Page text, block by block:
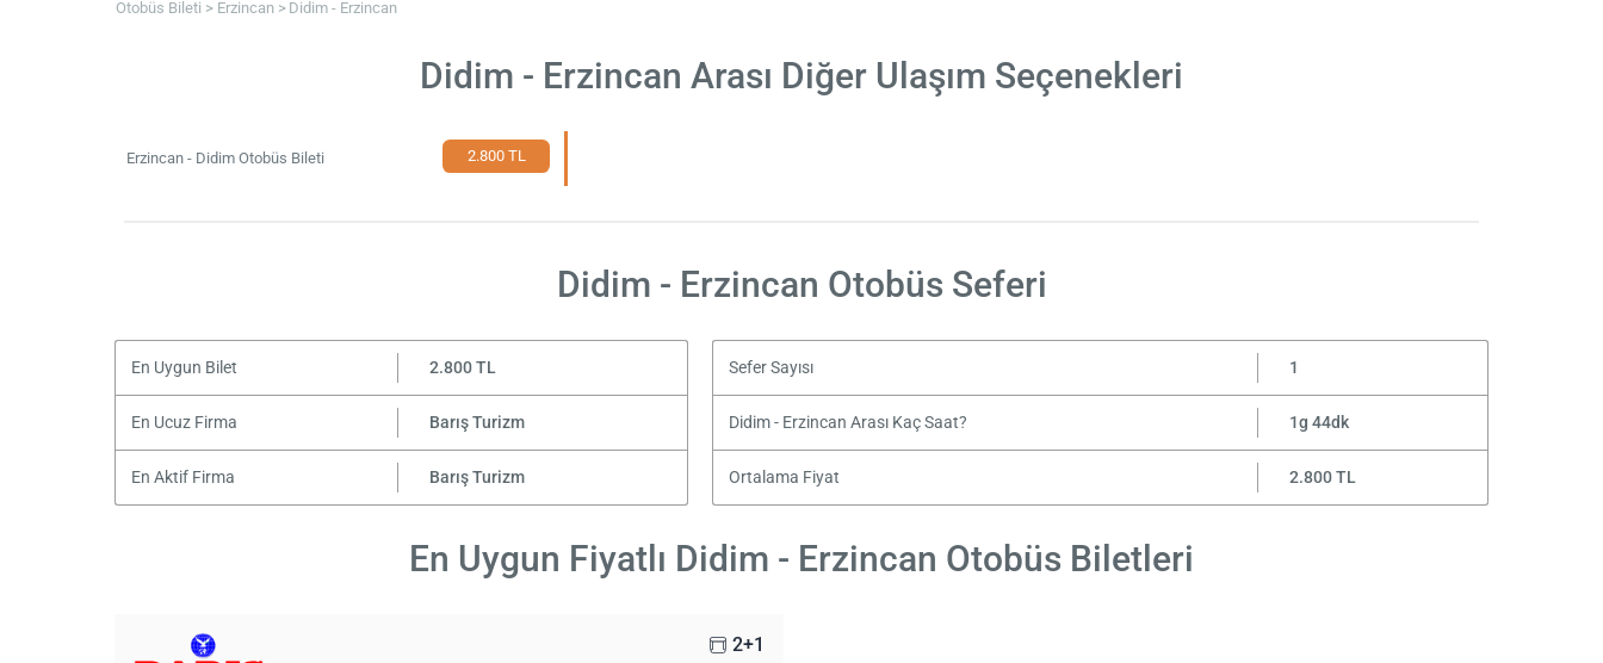
Otobüs Bileti Erzincan Didim - Erzincan
Didim - Erzincan Arası Diğer Ulaşım Seçenekleri
Erzincan - Didim Otobüs Bileti 2.800 TL
Didim - Erzincan Otobüs Seferi
En Uygun Bilet 2.800 TL Sefer Sayısı 1
En Ucuz Firma Barış Turizm Didim - Erzincan Arası Kaç Saat? 1g 44dk
En Aktif Firma Barış Turizm Ortalama Fiyat 2.800 TL
En Uygun Fiyatlı Didim - Erzincan Otobüs Biletleri
2+1